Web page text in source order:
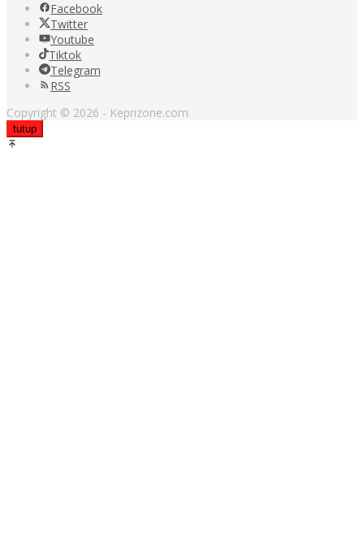
Facebook
Twitter
Youtube
Tiktok
Telegram
RSS
Copyright © 2026 - Keprizone.com
tutup